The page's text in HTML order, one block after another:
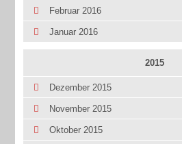
Februar 2016
Januar 2016
2015
Dezember 2015
November 2015
Oktober 2015